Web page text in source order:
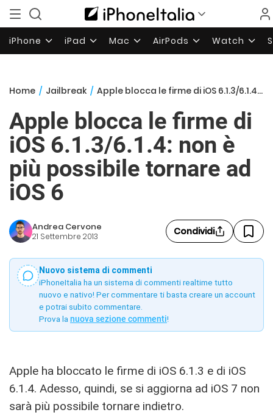
iPhone iPad Mac AirPods Watch
Home / Jailbreak / Apple blocca le firme di iOS 6.1.3/6.1.4: non è più possibile tornare ad iOS 6
Apple blocca le firme di
iOS 6.1.3/6.1.4: non è
più possibile tornare ad
iOS 6
Andrea Cervone
21 Settembre 2013 Condividi
Nuovo sistema di commenti
iPhoneItalia ha un sistema di commenti realtime tutto
nuovo e nativo! Per commentare ti basta creare un account
e potrai subito commentare.
Prova la nuova sezione commenti!
Apple ha bloccato le firme di iOS 6.1.3 e di iOS
6.1.4. Adesso, quindi, se si aggiorna ad iOS 7 non
sarà più possibile tornare indietro.